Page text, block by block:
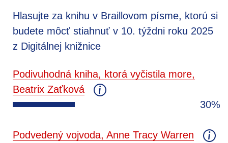
Hlasujte za knihu v Braillovom písme, ktorú si
budete môcť stiahnuť v 10. týždni roku 2025
z Digitálnej knižnice
Podivuhodná kniha, ktorá vyčistila more,
Beatrix Zaťková
30%
Podvedený vojvoda, Anne Tracy Warren